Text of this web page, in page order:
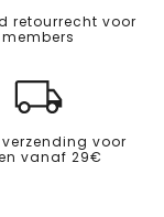
retourrecht voor
members
voor
vanaf 29€